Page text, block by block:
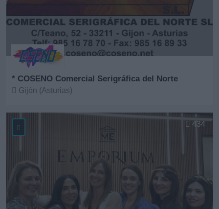
* COSENO Comercial Serigráfica del Norte
Gijón (Asturias)
434